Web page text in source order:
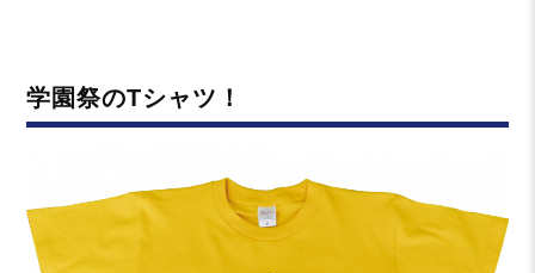
ー
学園祭のTシャツ！